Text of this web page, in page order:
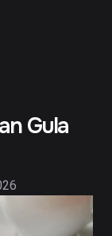
Gula